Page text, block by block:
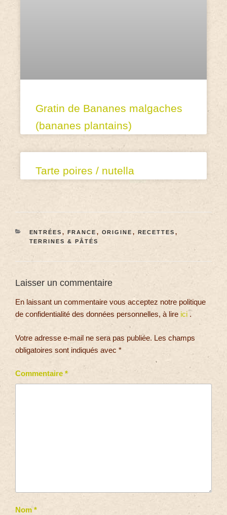
Gratin de Bananes malgaches
(bananes plantains)
Tarte poires / nutella
ENTRÉES , FRANCE , ORIGINE , RECETTES ,
TERRINES & PÂTÉS
Laisser un commentaire
En laissant un commentaire vous acceptez notre politique
de confidentialité des données personnelles, à lire ici .
Votre adresse e-mail ne sera pas publiée. Les champs
obligatoires sont indiqués avec *
Commentaire *
Nom *